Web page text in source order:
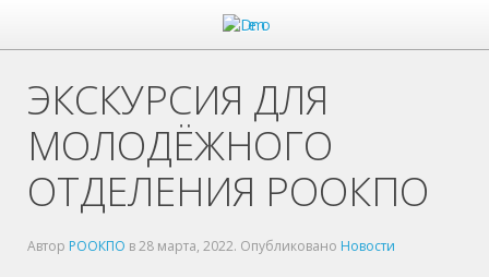
ЭКСКУРСИЯ ДЛЯ
МОЛОДЁЖНОГО
ОТДЕЛЕНИЯ РООКПО
Автор РООКПО в28 марта, 2022. Опубликовано Новости